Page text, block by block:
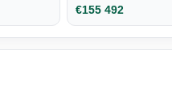
€155 492